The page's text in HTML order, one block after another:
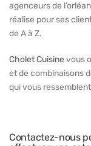
agenceurs de
réalise pour ses
de A à Z.
Cholet Cuisine vous
et de combinaisons
qui vous
Contactez-nous